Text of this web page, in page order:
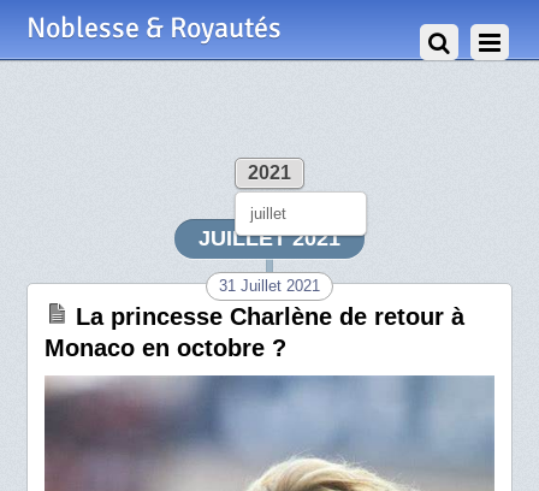
Noblesse & Royautés
2021
juillet
JUILLET 2021
31 Juillet 2021
La princesse Charlène de retour à
Monaco en octobre ?